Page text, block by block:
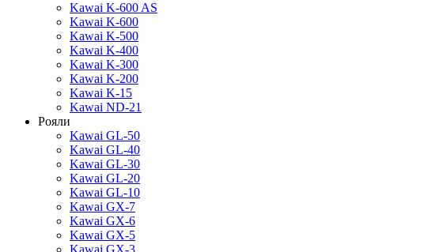
Kawai K-600 AS
Kawai K-600
Kawai K-500
Kawai K-400
Kawai K-300
Kawai K-200
Kawai K-15
Kawai ND-21
Рояли
Kawai GL-50
Kawai GL-40
Kawai GL-30
Kawai GL-20
Kawai GL-10
Kawai GX-7
Kawai GX-6
Kawai GX-5
Kawai GX-3